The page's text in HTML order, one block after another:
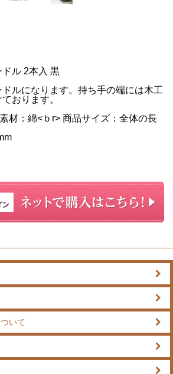
ル 2本入 黒
ルになります。持ち手の端には木工
おります。
材：綿<ｂr> 商品サイズ：全体の長
いて